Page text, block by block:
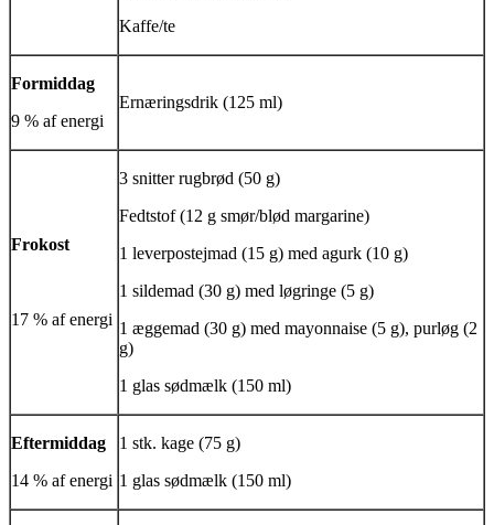
Kaffe/te
Formiddag
9 % af energi
Ernæringsdrik (125 ml)
Frokost
17 % af energi
3 snitter rugbrød (50 g)
Fedtstof (12 g smør/blød margarine)
1 leverpostejmad (15 g) med agurk (10 g)
1 sildemad (30 g) med løgringe (5 g)
1 æggemad (30 g) med mayonnaise (5 g), purløg (2
g)
1 glas sødmælk (150 ml)
Eftermiddag
14 % af energi
1 stk. kage (75 g)
1 glas sødmælk (150 ml)